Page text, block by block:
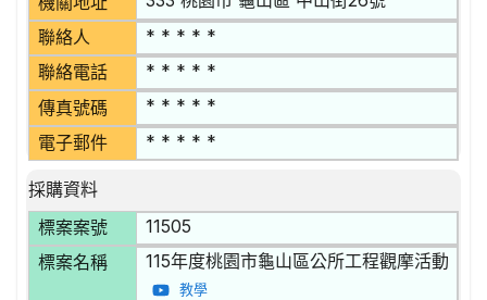
聯絡人 * * * * *
聯絡電話 * * * * *
傳真號碼 * * * * *
電子郵件 * * * * *
採購資料
標案案號
11505
標案名稱 115年度桃園市龜山區公所工程觀摩活動
教學